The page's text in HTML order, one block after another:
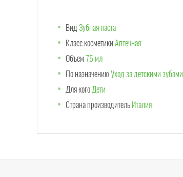
Вид Зубная паста
Класс косметики Аптечная
Объем 75 мл
По назначению Уход за детскими зубами
Для кого Дети
Страна производитель Италия